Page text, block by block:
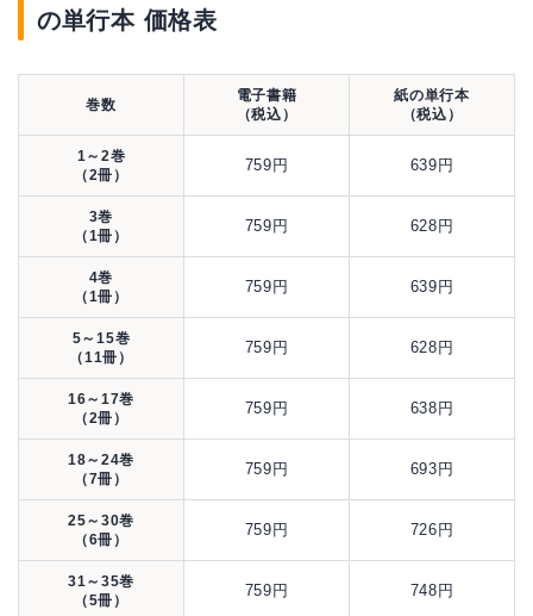
の単行本 価格表
巻数
電子書籍
（税込）
紙の単行本
（税込）
1～2巻
（2冊）
759円 639円
3巻
（1冊）
759円 628円
4巻
（1冊）
759円 639円
5～15巻
（11冊）
759円 628円
16～17巻
（2冊）
759円 638円
18～24巻
（7冊）
759円 693円
25～30巻
（6冊）
759円 726円
31～35巻
（5冊）
759円 748円